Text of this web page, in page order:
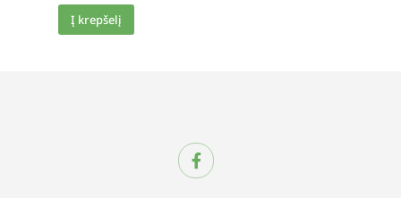
Į krepšelį